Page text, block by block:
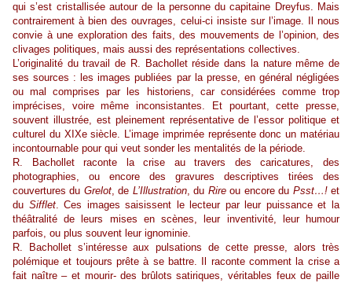
qui s’est cristallisée autour de la personne du capitaine Dreyfus. Mais
contrairement à bien des ouvrages, celui-ci insiste sur l’image. Il nous
convie à une exploration des faits, des mouvements de l’opinion, des
clivages politiques, mais aussi des représentations collectives.
L’originalité du travail de R. Bachollet réside dans la nature même de
ses sources : les images publiées par la presse, en général négligées
ou mal comprises par les historiens, car considérées comme trop
imprécises, voire même inconsistantes. Et pourtant, cette presse,
souvent illustrée, est pleinement représentative de l’essor politique et
culturel du XIXe siècle. L’image imprimée représente donc un matériau
incontournable pour qui veut sonder les mentalités de la période.
R. Bachollet raconte la crise au travers des caricatures, des
photographies, ou encore des gravures descriptives tirées des
couvertures du Grelot, de L’Illustration, du Rireou encore du Psst…!et
du Sifflet. Ces images saisissent le lecteur par leur puissance et la
théâtralité de leurs mises en scènes, leur inventivité, leur humour
parfois, ou plus souvent leur ignominie.
R. Bachollet s’intéresse aux pulsations de cette presse, alors très
polémique et toujours prête à se battre. Il raconte comment la crise a
fait naître – et mourir- des brûlots satiriques, véritables feux de paille